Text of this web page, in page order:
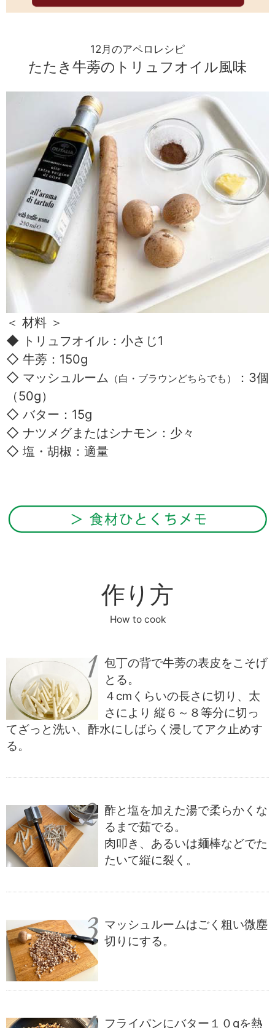
12月のアペロレシピ
たたき牛蒡のトリュフオイル風味
＜ 材料 ＞
◆ トリュフオイル：小さじ1
◇ 牛蒡：150g
◇ マッシュルーム （白・ブラウンどちらでも）
：3個
（50g）
◇ バター：15g
◇ ナツメグまたはシナモン：少々
◇ 塩・胡椒：適量
作り方
How to cook
包丁の背で牛蒡の表皮をこそげ
とる。
４cmくらいの長さに切り、太
さにより 縦６～８等分に切っ
てざっと洗い、酢水にしばらく浸してアク止めす
る。
酢と塩を加えた湯で柔らかくな
るまで茹でる。
肉叩き、あるいは麺棒などでた
たいて縦に裂く。
マッシュルームはごく粗い微塵
切りにする。
フライパンにバター１０gを熱